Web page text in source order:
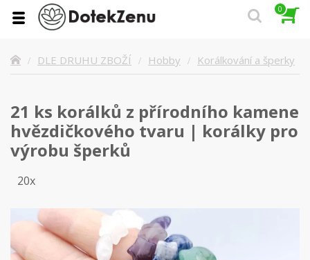
0
DLE DRUHU ZBOŽÍ Hobby Korálkování a šperky
21 ks korálků z přírodního kamene
hvězdičkového tvaru | korálky pro
výrobu šperků
20x